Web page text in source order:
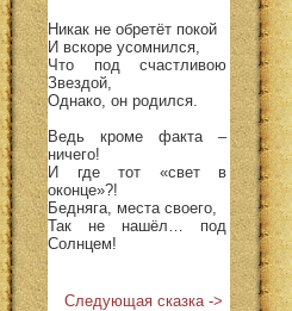
Никак не обретёт покой
И вскоре усомнился,
Что под счастливою
Звездой,
Однако, он родился.
Ведь кроме факта –
ничего!
И где тот «свет в
оконце»?!
Бедняга, места своего,
Так не нашёл… под
Солнцем!
Следующая сказка ->